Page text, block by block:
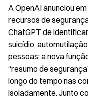
A OpenAI anunciou
recursos de
ChatGPT de
suicídio,
pessoas; a nova
“resumo de
longo do tempo nas
isoladamente. Junto